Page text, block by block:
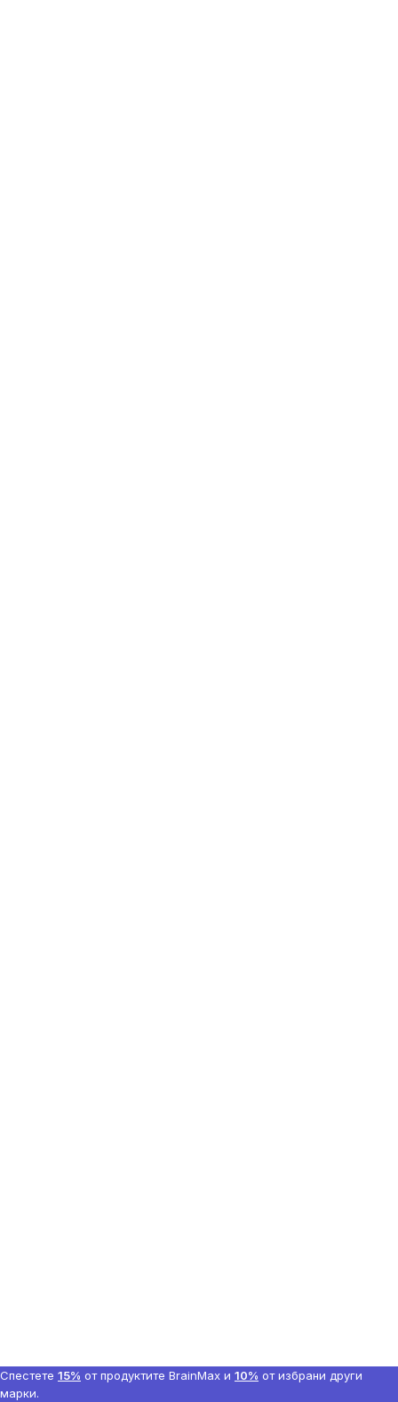
Спестете 15% от продуктите BrainMax и 10% от избрани други
марки.